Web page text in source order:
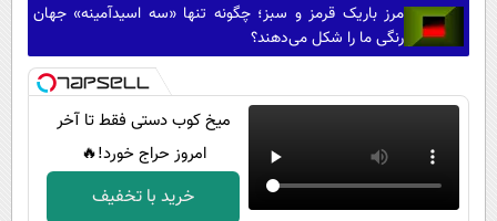
مرز باریک قرمز و سبز؛ چگونه تنها «سه اسیدآمینه» جهان
رنگی ما را شکل می‌دهند؟
میخ کوب دستی فقط تا آخر
امروز حراج خورد!🔥
خرید با تخفیف